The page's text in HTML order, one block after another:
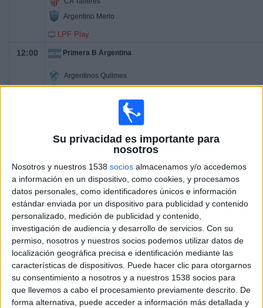
Su privacidad es importante para
nosotros
Nosotros y nuestros 1538 socios almacenamos y/o accedemos
a información en un dispositivo, como cookies, y procesamos
datos personales, como identificadores únicos e información
estándar enviada por un dispositivo para publicidad y contenido
personalizado, medición de publicidad y contenido,
investigación de audiencia y desarrollo de servicios. Con su
permiso, nosotros y nuestros socios podemos utilizar datos de
localización geográfica precisa e identificación mediante las
características de dispositivos. Puede hacer clic para otorgarnos
su consentimiento a nosotros y a nuestros 1538 socios para
que llevemos a cabo el procesamiento previamente descrito. De
forma alternativa, puede acceder a información más detallada y
Argentino Merlo
LPF Play
12:00 Primera B Argentina
Argentinos Quilmes
Primera B Argentina
Defensores Unidos
CSD Liniers
LPF Play
12:30 Primera B Argentina
Dep. Armenio
Villa Dálmine
LPF Play
16:00 Primera B Argentina
Deportivo Merlo